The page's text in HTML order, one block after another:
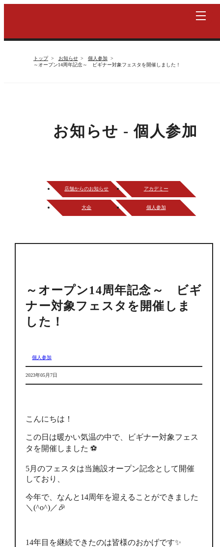
トップ お知らせ
個人参加
～オープン14周年記念～ ビギナー対象フェスタを開催しました！
お知らせ - 個人参加
店舗からのお知らせ アカデミー
大会 個人参加
～オープン14周年記念～ ビギ
ナー対象フェスタを開催しま
した！
個人参加
2023年05月7日
こんにちは！
この日は暖かい気温の中で、ビギナー対象フェス
タを開催しました ⚽
5月のフェスタは当施設オープン記念として開催
しており、
今年で、なんと14周年を迎えることができました
＼(^o^)／🎉
14年目を継続できたのは皆様のおかげです✨